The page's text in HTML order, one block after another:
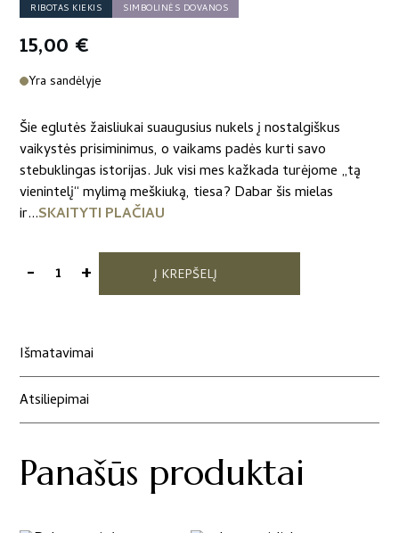
RIBOTAS KIEKIS SIMBOLINĖS DOVANOS
15,00 €
Yra sandėlyje
Šie eglutės žaisliukai suaugusius nukels į nostalgiškus
vaikystės prisiminimus, o vaikams padės kurti savo
stebuklingas istorijas. Juk visi mes kažkada turėjome „tą
vienintelį“ mylimą meškiuką, tiesa? Dabar šis mielas
ir...SKAITYTI PLAČIAU
-produkto
žaisliukai
meškiukai“
2
+ Į KREPŠELĮ
Išmatavimai
Atsiliepimai
Panašūs produktai